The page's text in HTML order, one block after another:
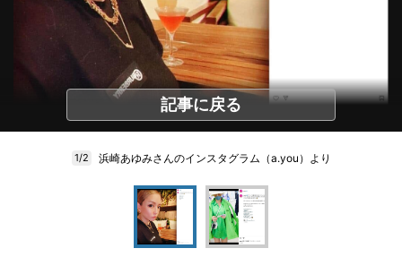
記事に戻る
1/2 浜崎あゆみさんのインスタグラム（a.you）より